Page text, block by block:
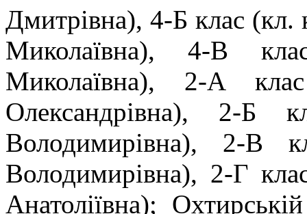
Дмитрівна), 4-Б клас
Миколаївна), 4-В
Миколаївна), 2-А
Олександрівна), 2-Б
Володимирівна), 2-В
Володимирівна), 2-Г
Анатоліївна);